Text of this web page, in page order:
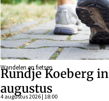
Wandelen en fietsen
Rundje Koeberg in
augustus
4 augustus 2026 | 18:00